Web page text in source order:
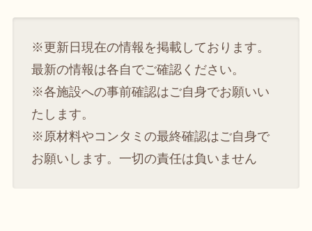
※更新日現在の情報を掲載しております。
最新の情報は各自でご確認ください。
※各施設への事前確認はご自身でお願いい
たします。
※原材料やコンタミの最終確認はご自身で
お願いします。一切の責任は負いません